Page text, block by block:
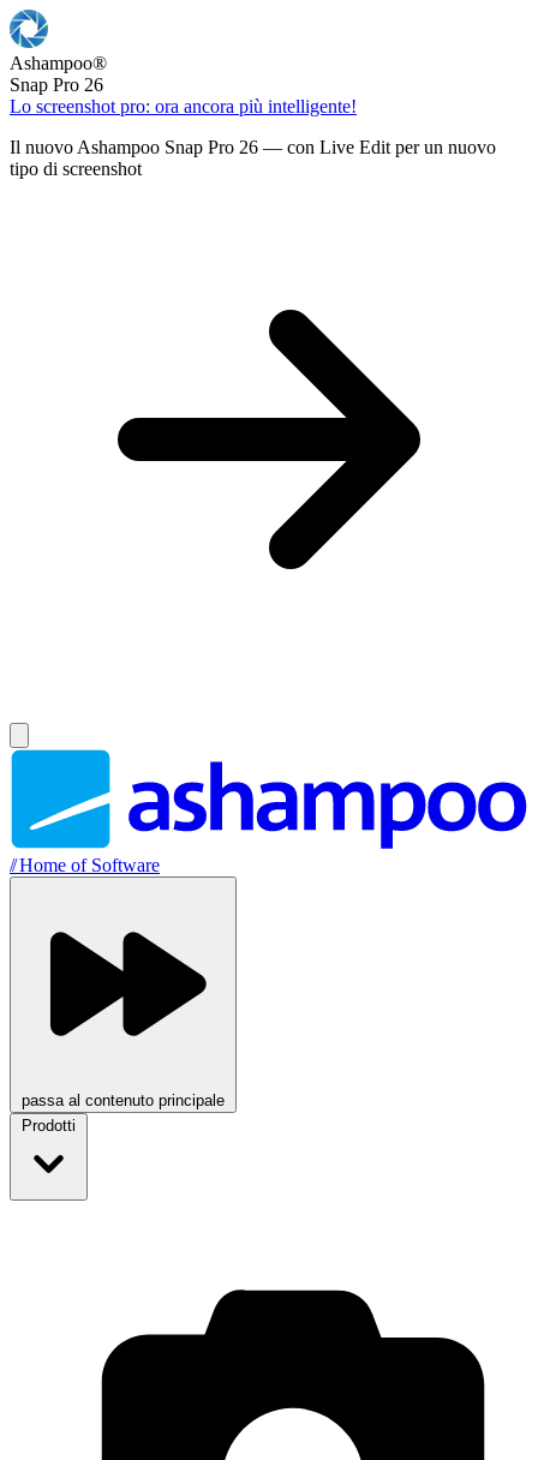
Ashampoo®
Snap Pro 26
Lo screenshot pro: ora ancora più intelligente!
Il nuovo Ashampoo Snap Pro 26 — con Live Edit per un nuovo
tipo di screenshot
//Home of Software
passa al contenuto principale
Prodotti